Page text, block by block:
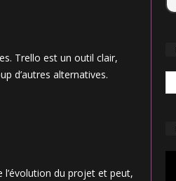
Trello est un outil clair,
d’autres alternatives.
du projet et peut,